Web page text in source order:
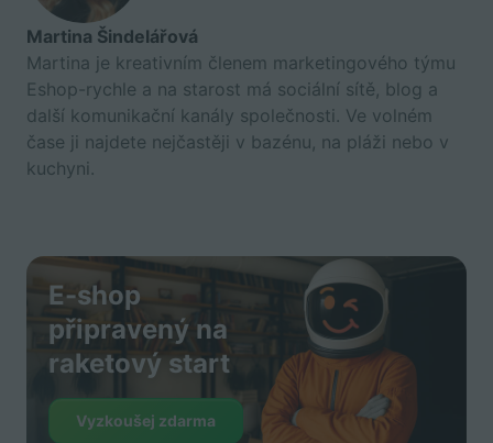
Martina Šindelářová
Martina je kreativním členem marketingového týmu
Eshop-rychle a na starost má sociální sítě, blog a
další komunikační kanály společnosti. Ve volném
čase ji najdete nejčastěji v bazénu, na pláži nebo v
kuchyni.
E-shop
připravený na
raketový start
Vyzkoušej zdarma